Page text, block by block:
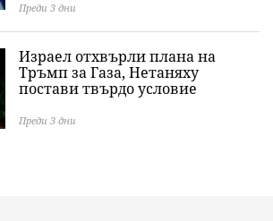
Преди 3 дни
Израел отхвърли плана на
Тръмп за Газа, Нетаняху
постави твърдо условие
Преди 3 дни